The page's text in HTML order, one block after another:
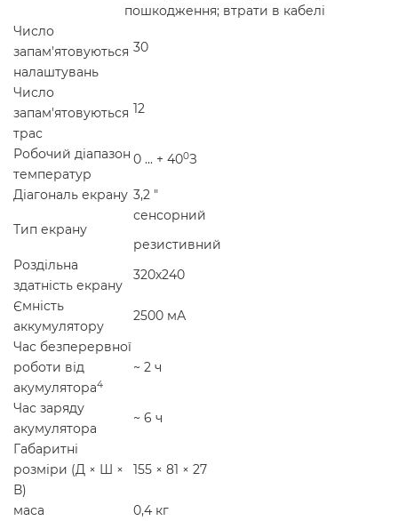
пошкодження; втрати в кабелі
Число
запам'ятовуються
налаштувань
30
Число
запам'ятовуються
трас
12
Робочий діапазон
температур
0 ... + 400З
Діагональ екрану 3,2 "
Тип екрану
сенсорний
резистивний
Роздільна
здатність екрану
320х240
Ємність
аккумулятору
2500 мА
Час безперервної
роботи від
акумулятора4
~ 2 ч
Час заряду
акумулятора
~ 6 ч
Габаритні
розміри (Д × Ш ×
В)
155 × 81 × 27
маса 0,4 кг